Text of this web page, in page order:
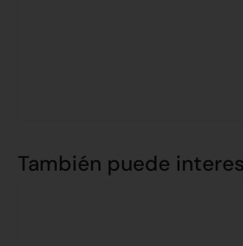
También puede